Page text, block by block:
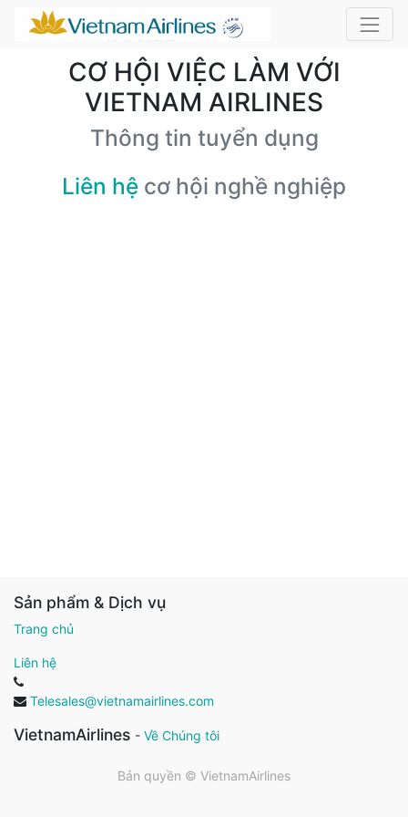
CƠ HỘI VIỆC LÀM VỚI
VIETNAM AIRLINES
Thông tin tuyển dụng
Liên hệ cơ hội nghề nghiệp
Sản phẩm & Dịch vụ
Trang chủ
Liên hệ
Telesales@vietnamairlines.com
VietnamAirlines - Về Chúng tôi
Bản quyền © VietnamAirlines